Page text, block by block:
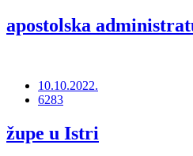
apostolska
10.10.2022.
6283
župe u Istri